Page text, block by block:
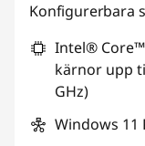
Konfigurerbara
Intel® Core™
kärnor upp
GHz)
Windows 11